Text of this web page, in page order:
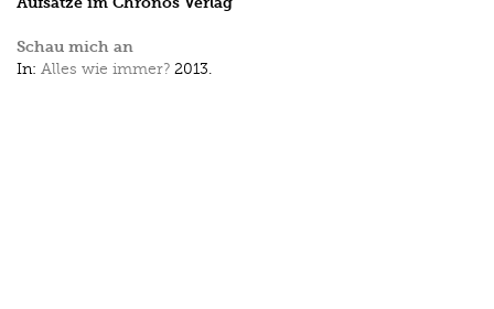
Schau mich an
In: Alles wie immer? 2013.